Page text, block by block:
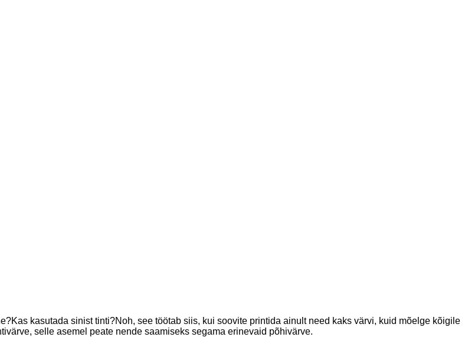
kasutada sinist tinti?Noh, see töötab siis, kui soovite printida ainult need kaks värvi, kuid mõelge kõigile
selle asemel peate nende saamiseks segama erinevaid põhivärve.